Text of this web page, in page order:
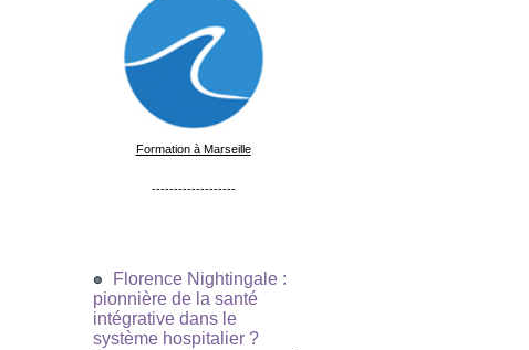
Formation à Marseille
-------------------
Florence Nightingale :
pionnière de la santé
intégrative dans le
système hospitalier ?